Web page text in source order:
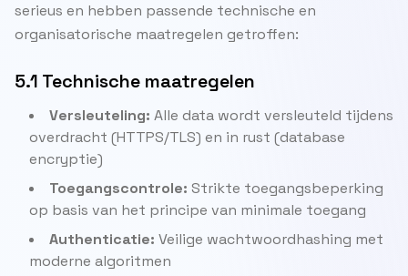
serieus en hebben passende technische en
organisatorische maatregelen getroffen:
5.1 Technische maatregelen
Versleuteling: Alle data wordt versleuteld tijdens
overdracht (HTTPS/TLS) en in rust (database
encryptie)
Toegangscontrole: Strikte toegangsbeperking
op basis van het principe van minimale toegang
Authenticatie: Veilige wachtwoordhashing met
moderne algoritmen